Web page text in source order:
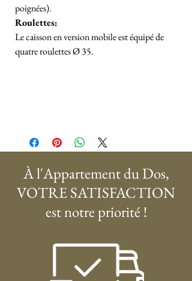
poignées).
Roulettes:
Le caisson en version mobile est équipé de
quatre roulettes Ø 35.
À l'Appartement du Dos,
VOTRE SATISFACTION
est notre priorité !